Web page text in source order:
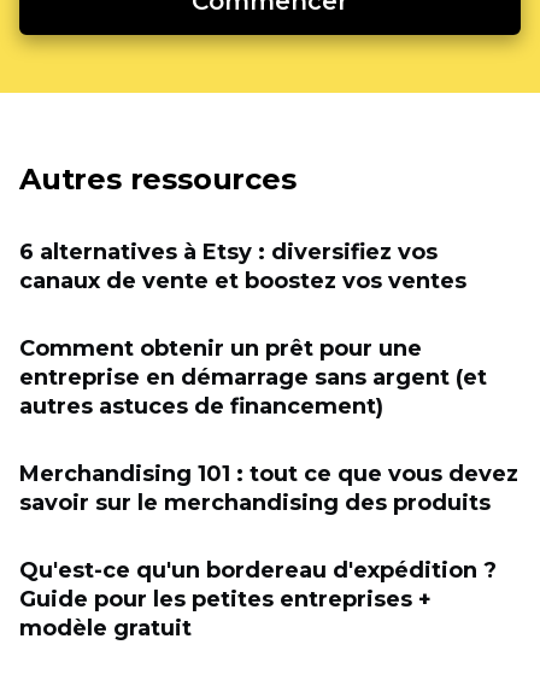
Autres ressources
6 alternatives à Etsy : diversifiez vos
canaux de vente et boostez vos ventes
Comment obtenir un prêt pour une
entreprise en démarrage sans argent (et
autres astuces de financement)
Merchandising 101 : tout ce que vous devez
savoir sur le merchandising des produits
Qu'est-ce qu'un bordereau d'expédition ?
Guide pour les petites entreprises +
modèle gratuit